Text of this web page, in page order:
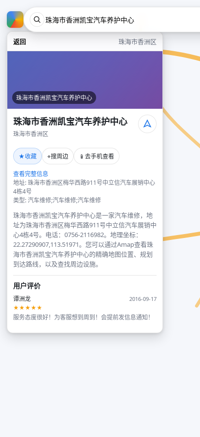
返回 珠海市香洲区
珠海市香洲凯宝汽车养护中心
珠海市香洲凯宝汽车养护中心
珠海市香洲区
★收藏 ⌖搜周边 📱 去手机查看
查看完整信息
地址: 珠海市香洲区梅华西路911号中立信汽车展销中心
4栋4号
类型: 汽车维修;汽车维修;汽车维修
珠海市香洲凯宝汽车养护中心是一家汽车维修，地
址为珠海市香洲区梅华西路911号中立信汽车展销中
心4栋4号。电话：0756-2116982。地理坐标：
22.27290907,113.51971。您可以通过Amap查看珠
海市香洲凯宝汽车养护中心的精确地图位置、规划
到达路线，以及查找周边设施。
用户评价
谭洲龙
2016-09-17
★★★★★
服务态度很好！为客服想到周到！会提前发信息通知！